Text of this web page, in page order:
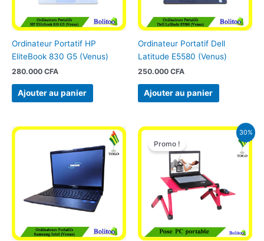
Ordinateur Portatif HP
EliteBook 830 G5 (Venus)
280.000 CFA
Ajouter au panier
Ordinateur Portatif Dell
Latitude E5580 (Venus)
250.000 CFA
Ajouter au panier
30%
Promo !
Le
initial
était :
22.000 CFA.
Le
actuel